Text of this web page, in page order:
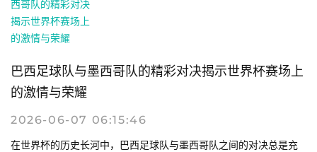
巴西足球队与墨西哥队的精彩对决揭示世界杯赛场上
的激情与荣耀
2026-06-07 06:15:46
在世界杯的历史长河中，巴西足球队与墨西哥队之间的对决总是充